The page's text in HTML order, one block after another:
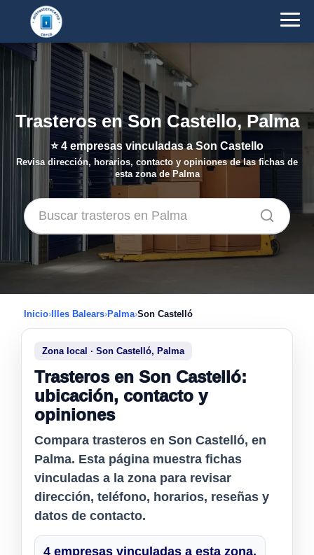
Trasteros en Son Castello, Palma
⭐4 empresas vinculadas a Son Castello
Revisa dirección, horarios, contacto y opiniones de las fichas de
esta zona de Palma
Inicio› Illes Balears›Palma›Son Castelló
Zona local · Son Castelló, Palma
Trasteros en Son Castelló:
ubicación, contacto y
opiniones
Compara trasteros en Son Castelló, en
Palma. Esta página muestra fichas
vinculadas a la zona para revisar
dirección, teléfono, horarios, reseñas y
datos de contacto.
4 empresas vinculadas a esta zona.